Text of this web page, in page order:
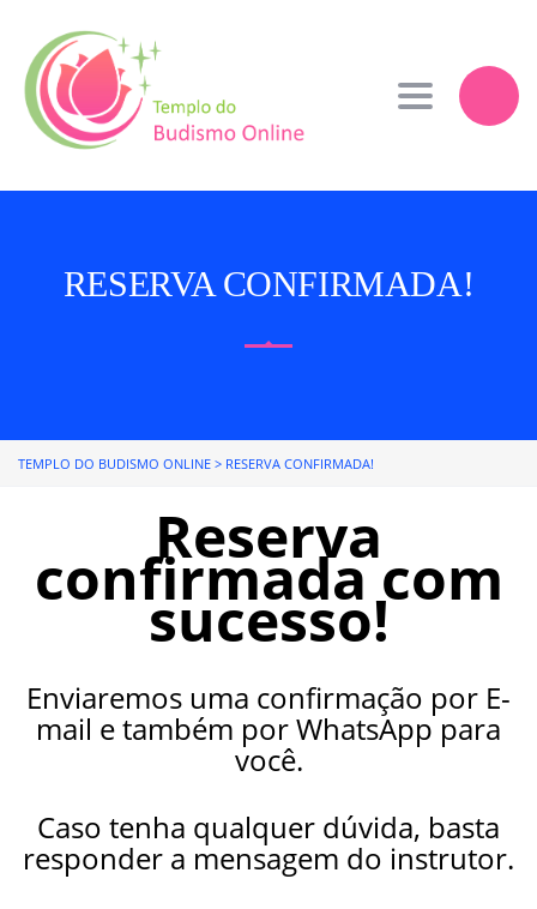
Toggle
RESERVA CONFIRMADA!
TEMPLO DO BUDISMO ONLINE > RESERVA CONFIRMADA!
Reserva
confirmada com
sucesso!
Enviaremos uma confirmação por E-
mail e também por WhatsApp para
você.
Caso tenha qualquer dúvida, basta
responder a mensagem do instrutor.